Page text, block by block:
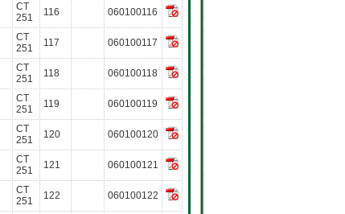
CT
251
116 060100116
CT
251
117 060100117
CT
251
118 060100118
CT
251
119 060100119
CT
251
120 060100120
CT
251
121 060100121
CT
251
122 060100122